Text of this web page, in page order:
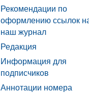
Рекомендации по
оформлению ссылок
наш журнал
Редакция
Информация для
подписчиков
Аннотации номера